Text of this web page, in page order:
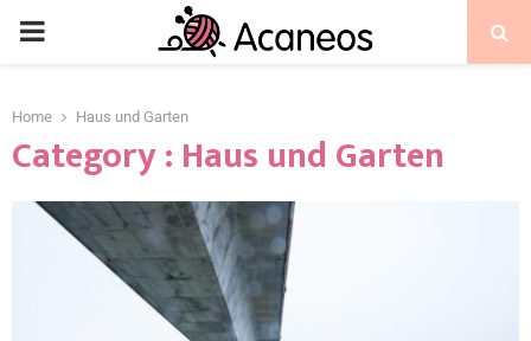
Home Haus und Garten
Category : Haus und Garten